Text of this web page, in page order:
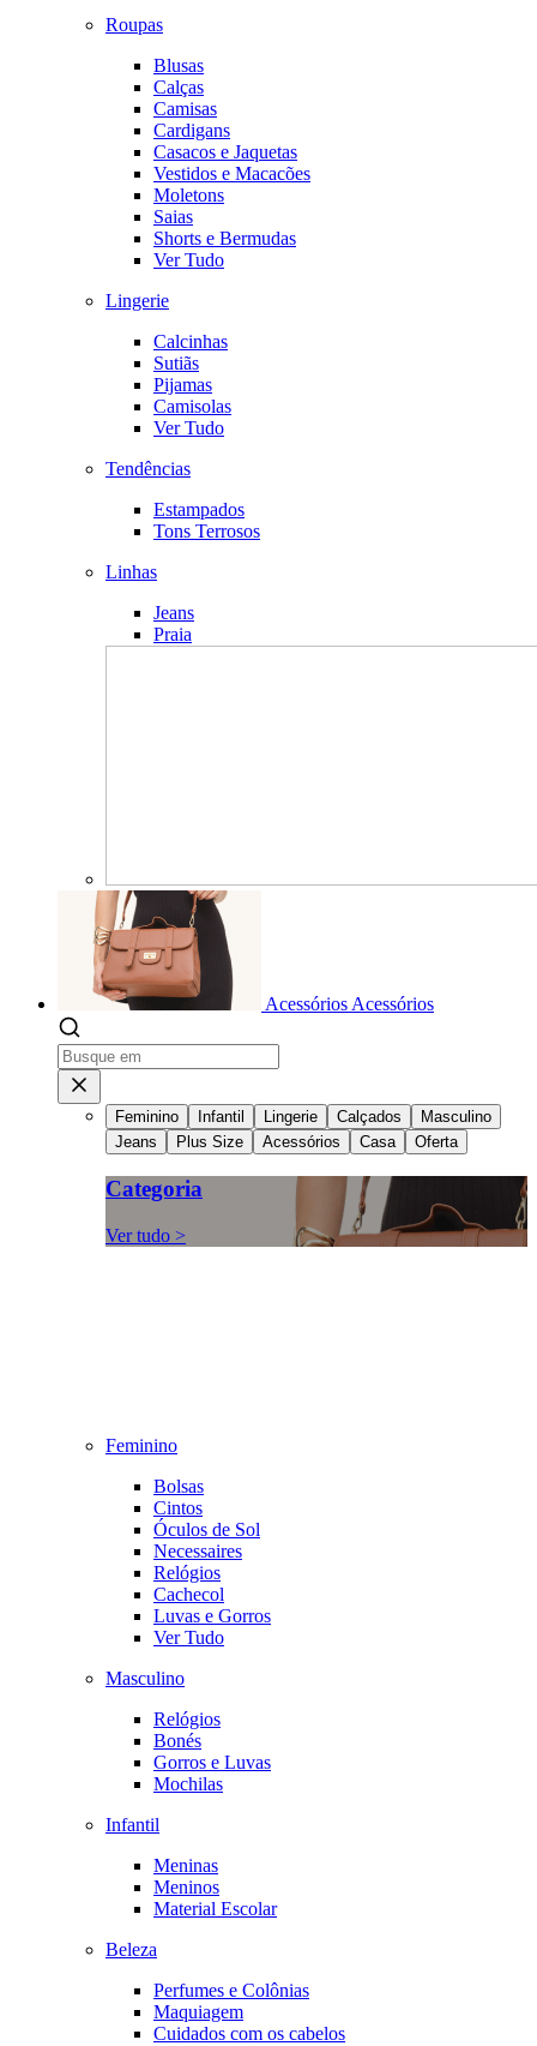
Roupas
Blusas
Calças
Camisas
Cardigans
Casacos e Jaquetas
Vestidos e Macacões
Moletons
Saias
Shorts e Bermudas
Ver Tudo
Lingerie
Calcinhas
Sutiãs
Pijamas
Camisolas
Ver Tudo
Tendências
Estampados
Tons Terrosos
Linhas
Jeans
Praia
Acessórios Acessórios
Feminino Infantil Lingerie Calçados
Masculino
Jeans
Plus Size Acessórios Casa Oferta
Categoria
Ver tudo >
Feminino
Bolsas
Cintos
Óculos de Sol
Necessaires
Relógios
Cachecol
Luvas e Gorros
Ver Tudo
Masculino
Relógios
Bonés
Gorros e Luvas
Mochilas
Infantil
Meninas
Meninos
Material Escolar
Beleza
Perfumes e Colônias
Maquiagem
Cuidados com os cabelos